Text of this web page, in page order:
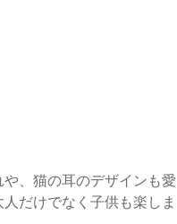
、猫の耳のデザインも愛
だけでなく子供も楽しま